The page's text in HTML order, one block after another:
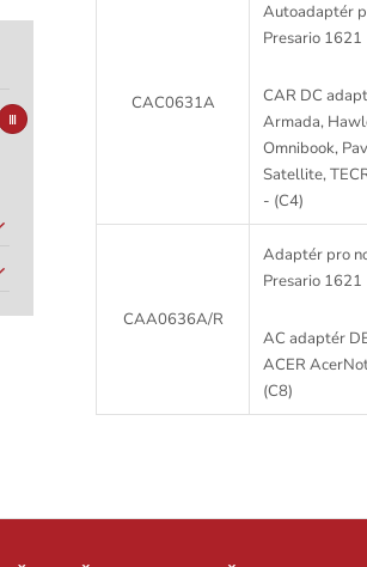
CAC0631A
Autoadaptér
Presario 1621
CAR DC
Armada,
Omnibook,
Satellite,
- (C4)
CAA0636A/R
Adaptér pro
Presario 1621
AC adaptér
ACER
(C8)